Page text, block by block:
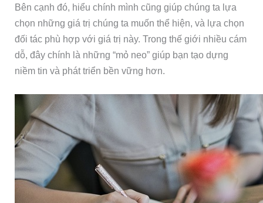
Bên cạnh đó, hiểu chính mình cũng giúp chúng ta lựa
chọn những giá trị chúng ta muốn thể hiện, và lựa chọn
đối tác phù hợp với giá trị này. Trong thế giới nhiều cám
dỗ, đây chính là những “mỏ neo” giúp bạn tạo dựng
niềm tin và phát triển bền vững hơn.